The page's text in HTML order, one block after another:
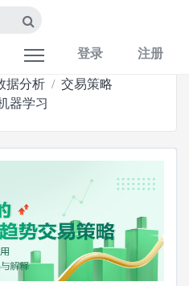
登录 注册
据分析
交易策略
器学习